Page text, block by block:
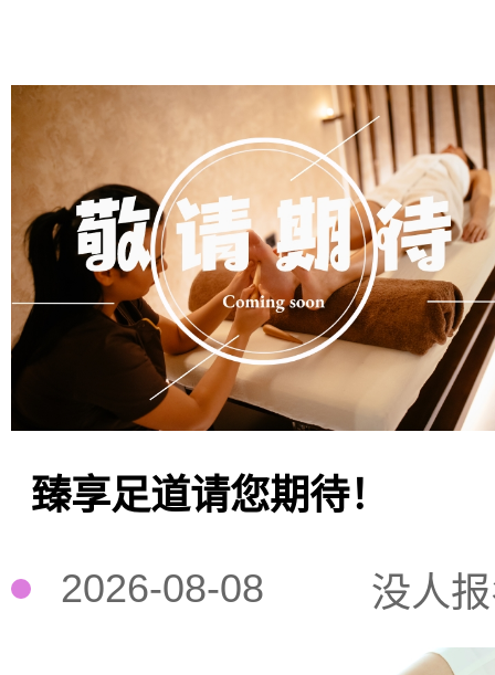
臻享足道请您期待！
2026-08-08 没人